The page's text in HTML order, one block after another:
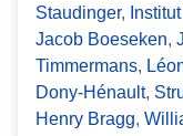
Staudinger,
Jacob Boeseken,
Timmermans,
Dony-Hénault,
Henry Bragg,